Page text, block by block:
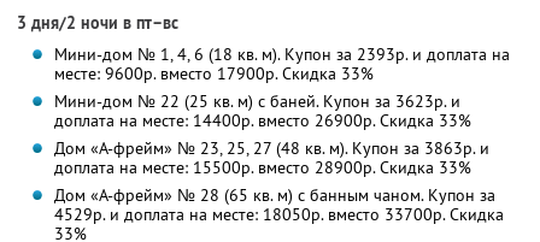
3 дня/2 ночи в пт–вс
Мини-дом № 1, 4, 6 (18 кв. м). Купон за 2393р. и доплата на
месте: 9600р. вместо 17900р. Скидка 33%
Мини-дом № 22 (25 кв. м) с баней. Купон за 3623р. и
доплата на месте: 14400р. вместо 26900р. Скидка 33%
Дом «А-фрейм» № 23, 25, 27 (48 кв. м). Купон за 3863р. и
доплата на месте: 15500р. вместо 28900р. Скидка 33%
Дом «А-фрейм» № 28 (65 кв. м) с банным чаном. Купон за
4529р. и доплата на месте: 18050р. вместо 33700р. Скидка
33%